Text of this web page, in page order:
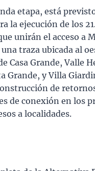
etapa, está
la ejecución de los
unirán el acceso a
traza ubicada al
Casa Grande, Valle
Grande, y Villa
de
de conexión en los
a localidades.